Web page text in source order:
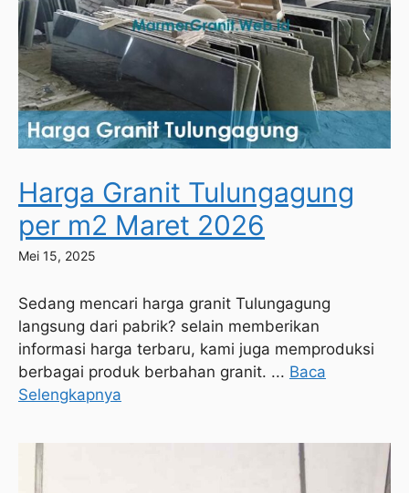
Harga Granit Tulungagung
per m2 Maret 2026
Mei 15, 2025
Sedang mencari harga granit Tulungagung
langsung dari pabrik? selain memberikan
informasi harga terbaru, kami juga memproduksi
berbagai produk berbahan granit. ... Baca
Selengkapnya